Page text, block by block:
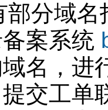
部分域
案系统
名，进
交工单